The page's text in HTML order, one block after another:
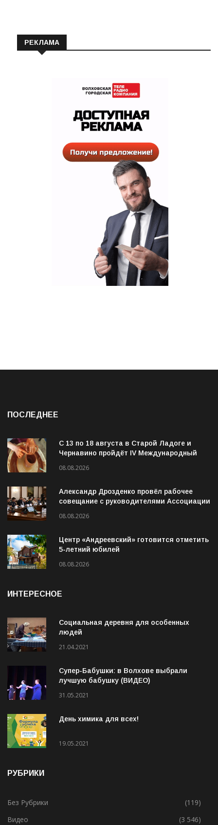
РЕКЛАМА
ПОСЛЕДНЕЕ
С 13 по 18 августа в Старой Ладоге и
Чернавино пройдёт IV Международный
08.08.2026
Александр Дрозденко провёл рабочее
совещание с руководителями Ассоциации
08.08.2026
Центр «Андреевский» готовится отметить
5-летний юбилей
08.08.2026
ИНТЕРЕСНОЕ
Социальная деревня для особенных
людей
21.04.2021
Супер-Бабушки: в Волхове выбрали
лучшую бабушку (ВИДЕО)
31.05.2021
День химика для всех!
19.05.2021
РУБРИКИ
Без Рубрики
(119)
Видео
(3 546)